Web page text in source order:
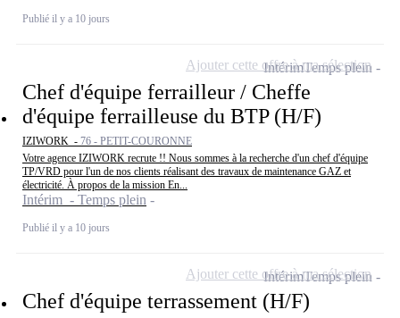
Publié il y a 10 jours
Chef d'équipe ferrailleur / Cheffe
d'équipe ferrailleuse du BTP (H/F)
IZIWORK - 76 - PETIT-COURONNE
Votre agence IZIWORK recrute !! Nous sommes à la recherche d'un chef d'équipe
TP/VRD pour l'un de nos clients réalisant des travaux de maintenance GAZ et
électricité. À propos de la mission En...
Intérim - Temps plein
Publié il y a 10 jours
IntérimTemps plein
Ajouter cette offre à ma sélection
Chef d'équipe terrassement (H/F)
IntérimTemps plein
Ajouter cette offre à ma sélection